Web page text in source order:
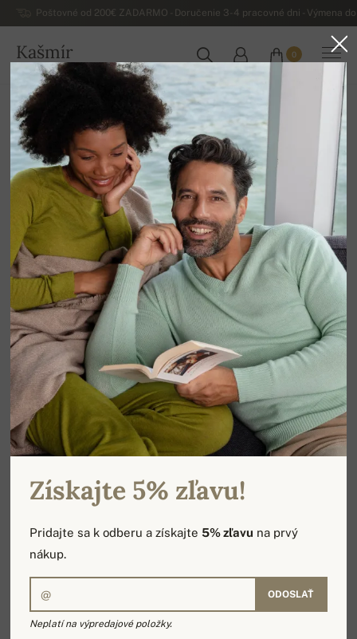
Poštovné od 200€ ZADARMO - Doručenie 3-4 pracovné dni - Výmena
Kašmír
SLOVENSKO
0
Domov
-15%
Získajte 5% zľavu!
Pridajte sa k odberu a získajte5% zľavu na prvý
nákup.
ODOSLAŤ
Neplatí na výpredajové položky.